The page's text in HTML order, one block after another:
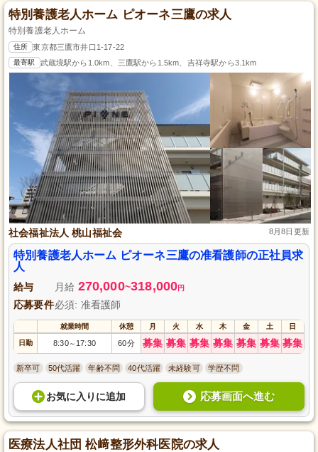
特別養護老人ホーム ピオーネ三鷹の求人
特別養護老人ホーム
住所 東京都三鷹市井口1-17-22
最寄駅 武蔵境駅から1.0km、三鷹駅から1.5km、吉祥寺駅から3.1km
社会福祉法人 桃山福祉会 8月8日更新
特別養護老人ホーム ピオーネ三鷹の准看護師の正社員求
人
給与 月給 270,000~318,000円
応募要件必須: 准看護師
就業時間 休憩 月 火 水 木 金 土 日
日勤 8:30～ 17:30 60分 募集 募集 募集 募集 募集 募集 募集
新卒可 50代活躍 年齢不問 40代活躍 未経験可 学歴不問
お気に入り に追加 応募画面へ進む
医療法人社団 松﨑整形外科医院の求人